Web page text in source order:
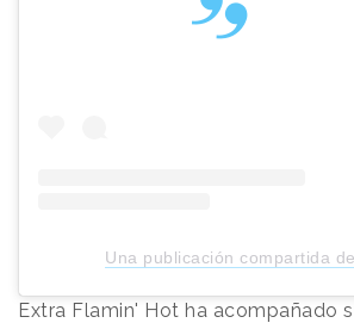
Una publicación compartida
Extra Flamin' Hot ha acompañado